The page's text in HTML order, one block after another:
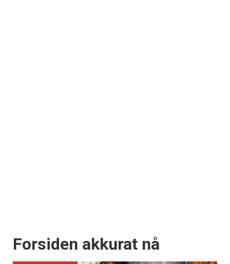
Forsiden akkurat nå